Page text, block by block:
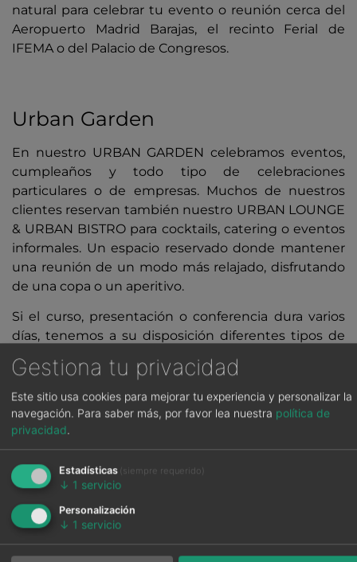
natural para celebrar tu evento o reunión cerca del
Aeropuerto Madrid Barajas, el recinto Ferial de
IFEMA o del Palacio de Congresos.
Urban Garden
En nuestro URBAN GARDEN celebramos eventos,
cumpleaños y todo tipo de celebraciones
particulares o de empresas. Muchos de nuestros
clientes reservan también nuestro URBAN LOUNGE
& URBAN BISTRO para cocktails, catering o eventos
informales. Un espacio reservado donde mantener
una reunión de un modo más relajado, disfrutando
de una copa o un aperitivo.
Si el curso, presentación o conferencia dura varios
días, tenemos a su disposición diferentes tipos de
habitaciones e incluso habitaciones por horas para
sus asistentes. En nuestro URBAN BISTRO
ofrecemos menús o cocktails para sus eventos.
Gestiona tu privacidad
Este sitio usa cookies para mejorar tu experiencia y personalizar la
navegación. Para saber más, por favor lea nuestra política de
privacidad.
Estadísticas (siempre requerido)
↓ 1 servicio
Personalización
↓ 1 servicio